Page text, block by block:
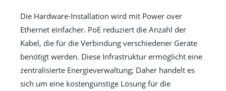
Die Hardware-Installation wird mit Power over
Ethernet einfacher. PoE reduziert die Anzahl der
Kabel, die für die Verbindung verschiedener Geräte
benötigt werden. Diese Infrastruktur ermöglicht eine
zentralisierte Energieverwaltung; Daher handelt es
sich um eine kostengünstige Lösung für die